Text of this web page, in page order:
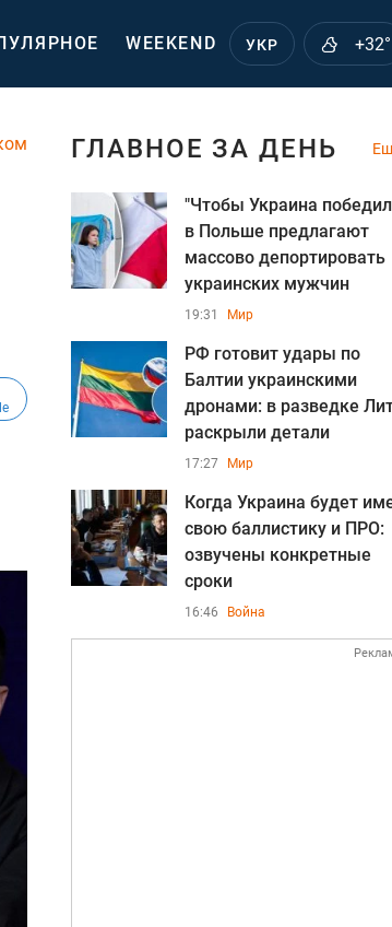
WEEKEND УКР +32°
ГЛАВНОЕ ЗА ДЕНЬ
"Чтобы Украина
в Польше предлагают
массово депортировать
украинских мужчин
19:31 Мир
РФ готовит удары по
Балтии украинскими
дронами: в разведке
раскрыли детали
17:27 Мир
Когда Украина будет
свою баллистику и ПРО:
озвучены конкретные
сроки
16:46 Война